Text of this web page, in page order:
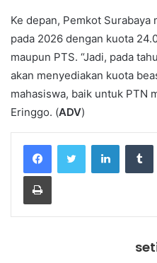
Ke depan, Pemkot
pada 2026 dengan kuota
maupun PTS. “Jadi, pada
akan menyediakan kuota
mahasiswa, baik untuk PTN
Eringgo. (ADV)
LinkedIn
Print